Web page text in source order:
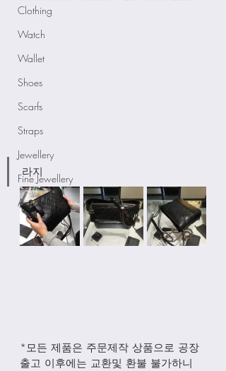
Clothing
Watch
Wallet
Shoes
Scarfs
Straps
Jewellery
Fine Jewellery
Accessories
라지
*모든 제품은 주문제작 상품으로 공장
출고 이후에는 교환및 환불 불가하니